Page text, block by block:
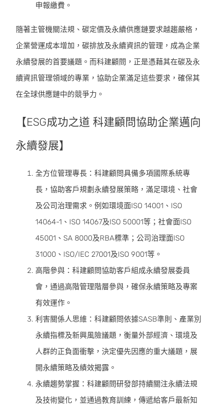
申報繳費。
隨著主管機關法規、碳定價及永續供應鏈要求越趨嚴格，
企業營運成本增加，碳排放及永續資訊的管理，成為企業
永續發展的首要議題。而科建顧問，正是憑藉其在碳及永
續資訊管理領域的專業，協助企業滿足這些要求，確保其
在全球供應鏈中的競爭力。
【ESG成功之道 科建顧問協助企業邁向
永續發展】
全方位管理專長：科建顧問具備多項國際系統專
長，協助客戶規劃永續發展策略，滿足環境、社會
及公司治理需求。例如環境面ISO 14001、ISO
14064-1、ISO 14067及ISO 50001等；社會面ISO
45001、SA 8000及RBA標準；公司治理面ISO
31000、ISO/IEC 27001及ISO 9001等。
高階參與：科建顧問協助客戶組成永續發展委員
會，通過高階管理階層參與，確保永續策略及專案
有效運作。
利害關係人思維：科建顧問依據SASB準則、產業別
永續指標及新興風險議題，衡量外部經濟、環境及
人群的正負面衝擊，決定優先因應的重大議題，展
開永續策略及績效揭露。
永續趨勢掌握：科建顧問研發部持續關注永續法規
及技術變化，並通過教育訓練，傳遞給客戶最新知